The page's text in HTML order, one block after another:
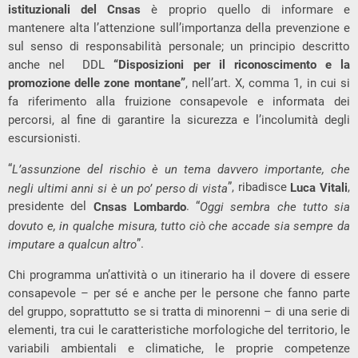
istituzionali del Cnsas è proprio quello di informare e
mantenere alta l’attenzione sull’importanza della prevenzione e
sul senso di responsabilità personale; un principio descritto
anche nel DDL “Disposizioni per il riconoscimento e la
promozione delle zone montane”, nell’art. X, comma 1, in cui si
fa riferimento alla fruizione consapevole e informata dei
percorsi, al fine di garantire la sicurezza e l’incolumità degli
escursionisti.
“L’assunzione del rischio è un tema davvero importante, che
negli ultimi anni si è un po’ perso di vista”, ribadisce Luca Vitali,
presidente del Cnsas Lombardo. “Oggi sembra che tutto sia
dovuto e, in qualche misura, tutto ciò che accade sia sempre da
imputare a qualcun altro”.
Chi programma un’attività o un itinerario ha il dovere di essere
consapevole – per sé e anche per le persone che fanno parte
del gruppo, soprattutto se si tratta di minorenni – di una serie di
elementi, tra cui le caratteristiche morfologiche del territorio, le
variabili ambientali e climatiche, le proprie competenze